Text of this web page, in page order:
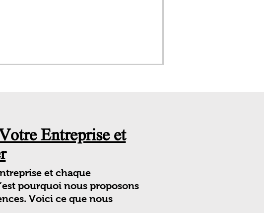
Entreprise et
et chaque
pourquoi nous proposons
Voici ce que nous